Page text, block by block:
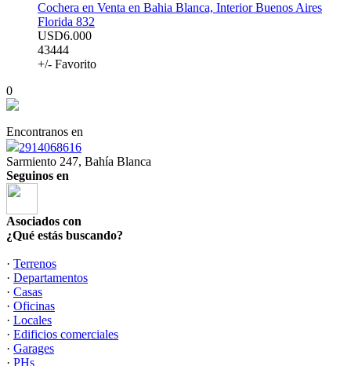
Cochera en Venta en Bahia Blanca, Interior Buenos Aires
Florida 832
USD6.000
43444
+/- Favorito
0
Encontranos en
2914068616
Sarmiento 247, Bahía Blanca
Seguinos en
Asociados con
¿Qué estás buscando?
· Terrenos
· Departamentos
· Casas
· Oficinas
· Locales
· Edificios comerciales
· Garages
· PHs